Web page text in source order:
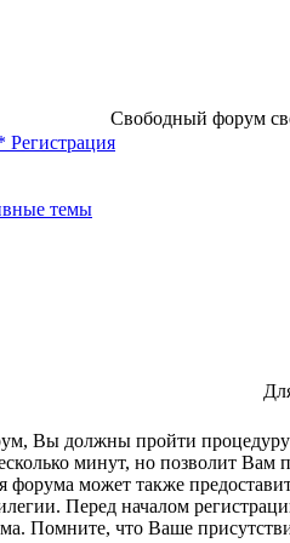
Свободный форум
Регистрация
темы
Вы должны пройти
минут, но позволит Вам
может также
Перед началом
Помните, что Ваше